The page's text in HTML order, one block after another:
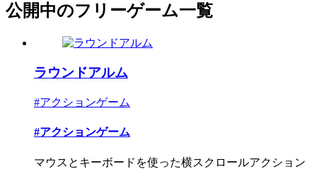
公開中のフリーゲーム一覧
ラウンドアルム
#アクションゲーム
#アクションゲーム
マウスとキーボードを使った横スクロールアクション